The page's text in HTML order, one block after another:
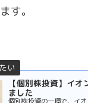
す。
【個別株投資】イ
ました
個別株投資の一環で、イ